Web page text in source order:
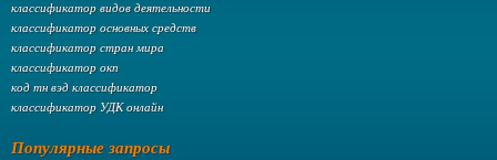
классификатор видов деятельности
классификатор основных средств
классификатор стран мира
классификатор окп
код тн вэд классификатор
классификатор УДК онлайн
Популярные запросы